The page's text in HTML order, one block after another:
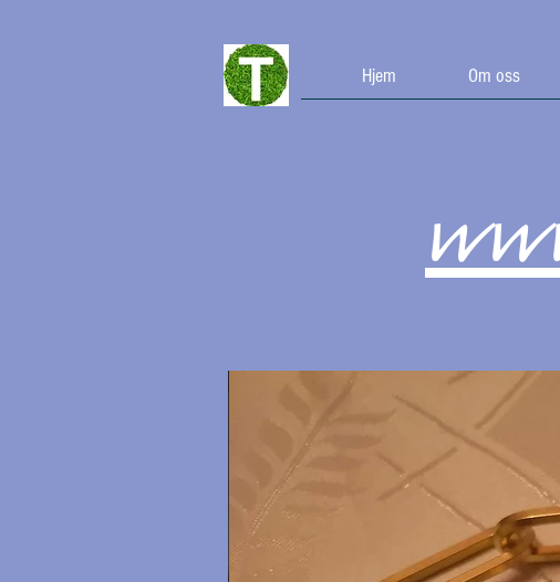
Hjem Om oss